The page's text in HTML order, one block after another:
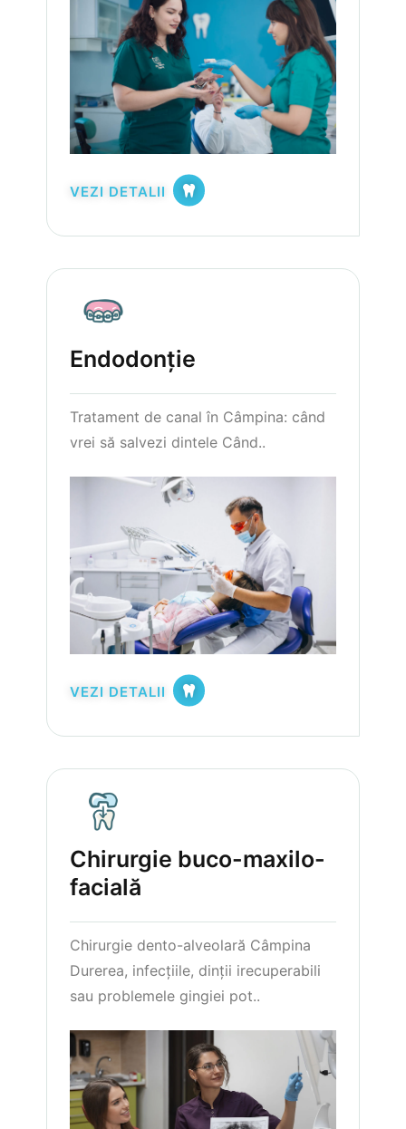
VEZI DETALII
Endodonție
Tratament de canal în Câmpina: când
vrei să salvezi dintele Când..
VEZI DETALII
Chirurgie buco-maxilo-
facială
Chirurgie dento-alveolară Câmpina
Durerea, infecțiile, dinții irecuperabili
sau problemele gingiei pot..